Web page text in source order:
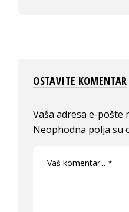
OSTAVITE KOMENTAR
Vaša adresa e-pošte
Neophodna polja su